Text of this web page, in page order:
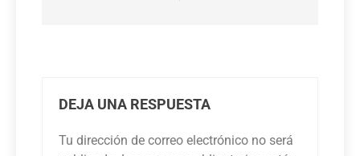
DEJA UNA RESPUESTA
Tu dirección de correo electrónico no será